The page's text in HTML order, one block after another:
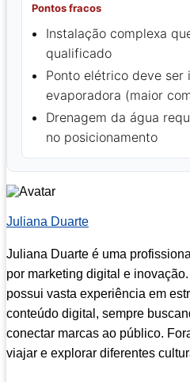
Pontos fracos
Instalação complexa
qualificado
Ponto elétrico deve ser
evaporadora (maior
Drenagem da água
no posicionamento
Juliana Duarte
Juliana Duarte é uma
por marketing digital e
possui vasta experiência em
conteúdo digital, sempre
conectar marcas ao público.
viajar e explorar diferentes